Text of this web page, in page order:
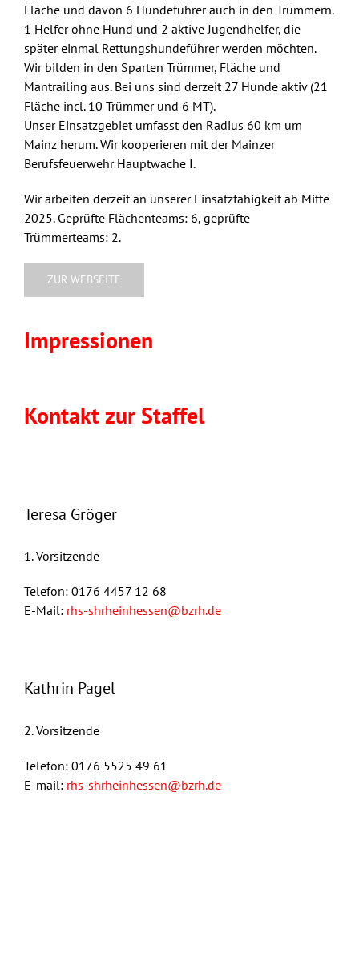
Fläche und davon 6 Hundeführer auch in den Trümmern.
1 Helfer ohne Hund und 2 aktive Jugendhelfer, die
später einmal Rettungshundeführer werden möchten.
Wir bilden in den Sparten Trümmer, Fläche und
Mantrailing aus. Bei uns sind derzeit 27 Hunde aktiv (21
Fläche incl. 10 Trümmer und 6 MT).
Unser Einsatzgebiet umfasst den Radius 60 km um
Mainz herum. Wir kooperieren mit der Mainzer
Berufsfeuerwehr Hauptwache I.
Wir arbeiten derzeit an unserer Einsatzfähigkeit ab Mitte
2025. Geprüfte Flächenteams: 6, geprüfte
Trümmerteams: 2.
ZUR WEBSEITE
Impressionen
Kontakt zur Staffel
Teresa Gröger
1. Vorsitzende
Telefon: 0176 4457 12 68
E-Mail: rhs-shrheinhessen@bzrh.de
Kathrin Pagel
2. Vorsitzende
Telefon: 0176 5525 49 61
E-mail: rhs-shrheinhessen@bzrh.de